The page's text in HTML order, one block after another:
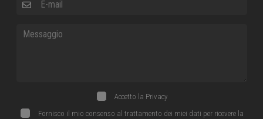
Accetto la Privacy
Fornisco il mio consenso al trattamento dei miei dati per ricevere la